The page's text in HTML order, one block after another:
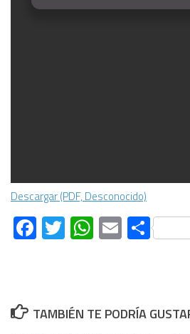
Descargar (PDF, Desconocido)
Facebook
TwitterEmail
TAMBIÉN TE PODRÍA